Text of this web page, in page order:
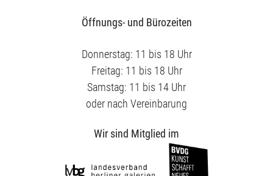
Öffnungs- und Bürozeiten
Donnerstag: 11 bis 18 Uhr
Freitag: 11 bis 18 Uhr
Samstag: 11 bis 14 Uhr
oder nach Vereinbarung
Wir sind Mitglied im